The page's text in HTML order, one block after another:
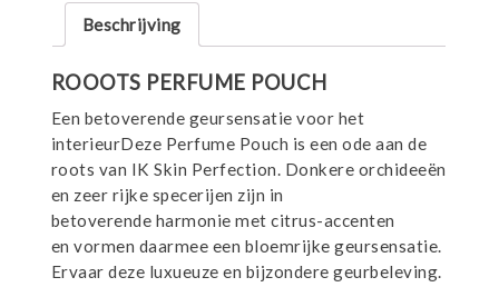
Beschrijving
ROOOTS PERFUME POUCH
Een betoverende geursensatie voor het
interieurDeze Perfume Pouch is een ode aan de
roots van IK Skin Perfection. Donkere orchideeën
en zeer rijke specerijen zijn in
betoverende harmonie met citrus-accenten
en vormen daarmee een bloemrijke geursensatie.
Ervaar deze luxueuze en bijzondere geurbeleving.